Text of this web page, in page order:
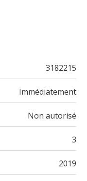
3182215
Immédiatement
Non autorisé
3
2019